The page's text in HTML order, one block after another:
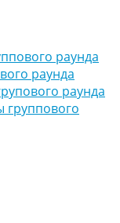
раунда
раунда
раунда
группового